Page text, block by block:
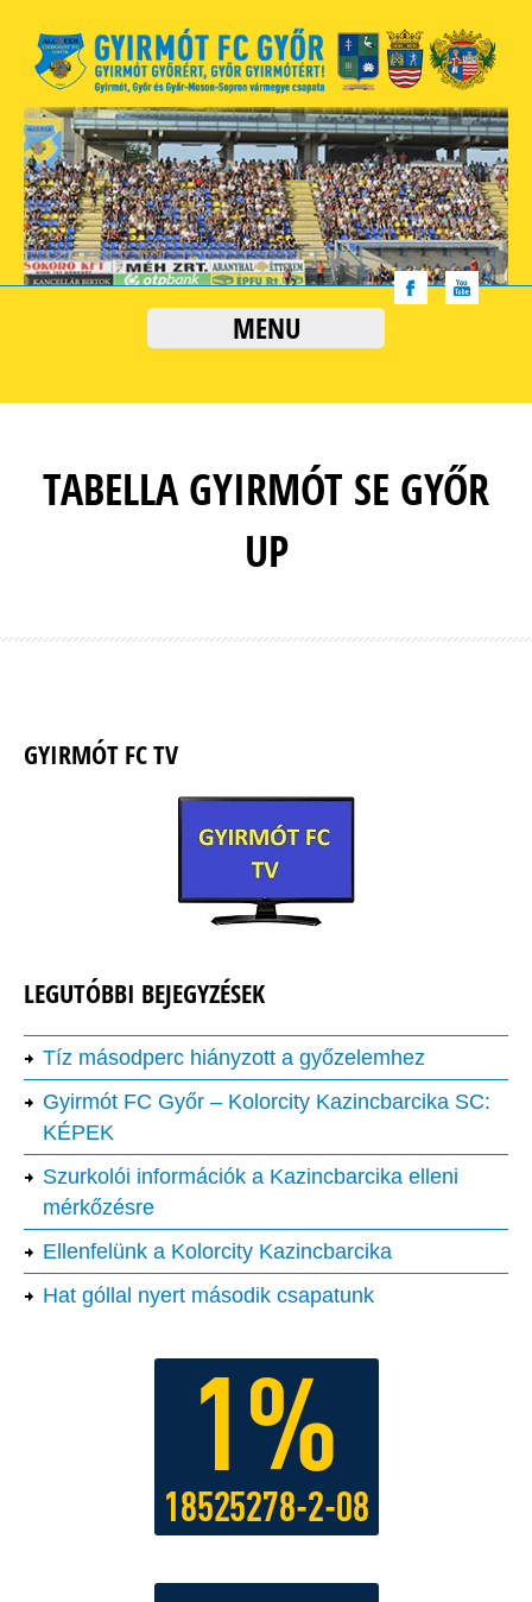
MENU
TABELLA GYIRMÓT SE GYŐR
UP
GYIRMÓT FC TV
LEGUTÓBBI BEJEGYZÉSEK
Tíz másodperc hiányzott a győzelemhez
Gyirmót FC Győr – Kolorcity Kazincbarcika SC:
KÉPEK
Szurkolói információk a Kazincbarcika elleni
mérkőzésre
Ellenfelünk a Kolorcity Kazincbarcika
Hat góllal nyert második csapatunk